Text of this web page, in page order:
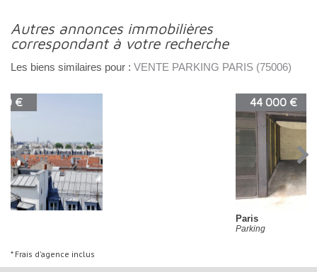
autres annonces immobilières
correspondant à votre recherche
Les biens similaires pour : VENTE PARKING PARIS (75006)
* Frais d'agence inclus